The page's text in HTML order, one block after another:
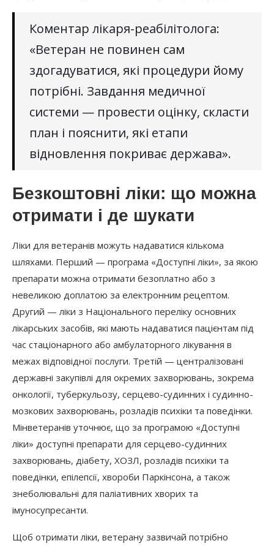
Коментар лікаря-реабілітолога:
«Ветеран не повинен сам
здогадуватися, які процедури йому
потрібні. Завдання медичної
системи — провести оцінку, скласти
план і пояснити, які етапи
відновлення покриває держава».
Безкоштовні ліки: що можна
отримати і де шукати
Ліки для ветеранів можуть надаватися кількома
шляхами. Перший — програма «Доступні ліки», за якою
препарати можна отримати безоплатно або з
невеликою доплатою за електронним рецептом.
Другий — ліки з Національного переліку основних
лікарських засобів, які мають надаватися пацієнтам під
час стаціонарного або амбулаторного лікування в
межах відповідної послуги. Третій — централізовані
державні закупівлі для окремих захворювань, зокрема
онкології, туберкульозу, серцево-судинних і судинно-
мозкових захворювань, розладів психіки та поведінки.
Мінветеранів уточнює, що за програмою «Доступні
ліки» доступні препарати для серцево-судинних
захворювань, діабету, ХОЗЛ, розладів психіки та
поведінки, епілепсії, хвороби Паркінсона, а також
знеболювальні для паліативних хворих та
імуносупресанти.
Щоб отримати ліки, ветерану зазвичай потрібно